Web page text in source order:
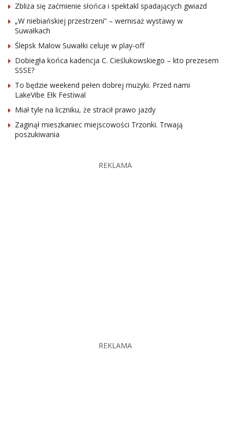
Zbliża się zaćmienie słońca i spektakl spadających gwiazd
„W niebiańskiej przestrzeni” – wernisaż wystawy w
Suwałkach
Ślepsk Malow Suwałki celuje w play-off
Dobiegła końca kadencja C. Cieślukowskiego – kto prezesem
SSSE?
To będzie weekend pełen dobrej muzyki. Przed nami
LakeVibe Ełk Festiwal
Miał tyle na liczniku, że stracił prawo jazdy
Zaginął mieszkaniec miejscowości Trzonki. Trwają
poszukiwania
REKLAMA
REKLAMA